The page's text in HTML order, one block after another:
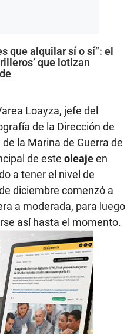
que alquilar sí o sí”: el
que lotizan
Loayza, jefe del
de la Dirección de
la Marina de Guerra de
de este oleajeen
a tener el nivel de
diciembre comenzó a
a moderada, para luego
así hasta el momento.